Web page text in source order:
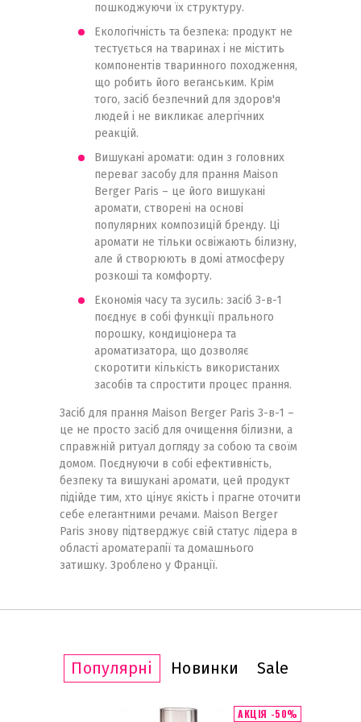
пошкоджуючи їх структуру.
Екологічність та безпека: продукт не
тестується на тваринах і не містить
компонентів тваринного походження,
що робить його веганським. Крім
того, засіб безпечний для здоров'я
людей і не викликає алергічних
реакцій.
Вишукані аромати: один з головних
переваг засобу для прання Maison
Berger Paris – це його вишукані
аромати, створені на основі
популярних композицій бренду. Ці
аромати не тільки освіжають білизну,
але й створюють в домі атмосферу
розкоші та комфорту.
Економія часу та зусиль: засіб 3-в-1
поєднує в собі функції прального
порошку, кондиціонера та
ароматизатора, що дозволяє
скоротити кількість використаних
засобів та спростити процес прання.
Засіб для прання Maison Berger Paris 3-в-1 –
це не просто засіб для очищення білизни, а
справжній ритуал догляду за собою та своїм
домом. Поєднуючи в собі ефективність,
безпеку та вишукані аромати, цей продукт
підійде тим, хто цінує якість і прагне оточити
себе елегантними речами. Maison Berger
Paris знову підтверджує свій статус лідера в
області ароматерапії та домашнього
затишку. Зроблено у Франції.
Популярні Новинки Sale
АКЦІЯ -50%